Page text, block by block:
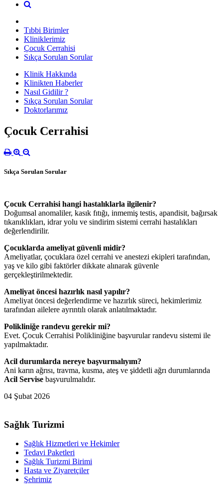
Tıbbi Birimler
Kliniklerimiz
Çocuk Cerrahisi
Sıkça Sorulan Sorular
Klinik Hakkında
Klinikten Haberler
Nasıl Gidilir ?
Sıkça Sorulan Sorular
Doktorlarımız
Çocuk Cerrahisi
Sıkça Sorulan Sorular
Çocuk Cerrahisi hangi hastalıklarla ilgilenir?
Doğumsal anomaliler, kasık fıtığı, inmemiş testis, apandisit, bağırsak
tıkanıklıkları, idrar yolu ve sindirim sistemi cerrahi hastalıkları
değerlendirilir.
Çocuklarda ameliyat güvenli midir?
Ameliyatlar, çocuklara özel cerrahi ve anestezi ekipleri tarafından,
yaş ve kilo gibi faktörler dikkate alınarak güvenle
gerçekleştirilmektedir.
Ameliyat öncesi hazırlık nasıl yapılır?
Ameliyat öncesi değerlendirme ve hazırlık süreci, hekimlerimiz
tarafından ailelere ayrıntılı olarak anlatılmaktadır.
Polikliniğe randevu gerekir mi?
Evet. Çocuk Cerrahisi Polikliniğine başvurular randevu sistemi ile
yapılmaktadır.
Acil durumlarda nereye başvurmalıyım?
Ani karın ağrısı, travma, kusma, ateş ve şiddetli ağrı durumlarında
Acil Servise başvurulmalıdır.
04 Şubat 2026
Sağlık Turizmi
Sağlık Hizmetleri ve Hekimler
Tedavi Paketleri
Sağlık Turizmi Birimi
Hasta ve Ziyaretçiler
Şehrimiz